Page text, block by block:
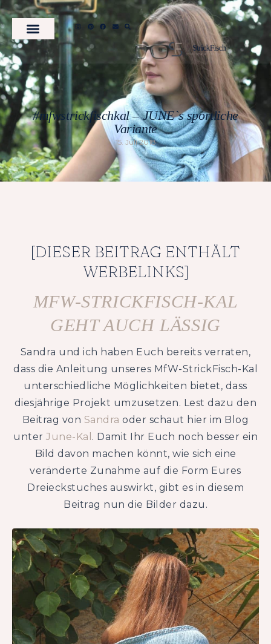
#mfwstrickfischkal – JUNE`s sportliche
Variante
15. Juli 2018
[DIESER BEITRAG ENTHÄLT
WERBELINKS]
MFW-STRICKFISCH-KAL
GEHT AUCH LÄSSIG
Sandra und ich haben Euch bereits verraten,
dass die Anleitung unseres MfW-StrickFisch-Kal
unterschiedliche Möglichkeiten bietet, dass
diesjährige Projekt umzusetzen. Lest dazu den
Beitrag von Sandra oder schaut hier im Blog
unter June-Kal . Damit Ihr Euch noch besser ein
Bild davon machen könnt, wie sich eine
veränderte Zunahme auf die Form Eures
Dreieckstuches auswirkt, gibt es in diesem
Beitrag nun die Bilder dazu.